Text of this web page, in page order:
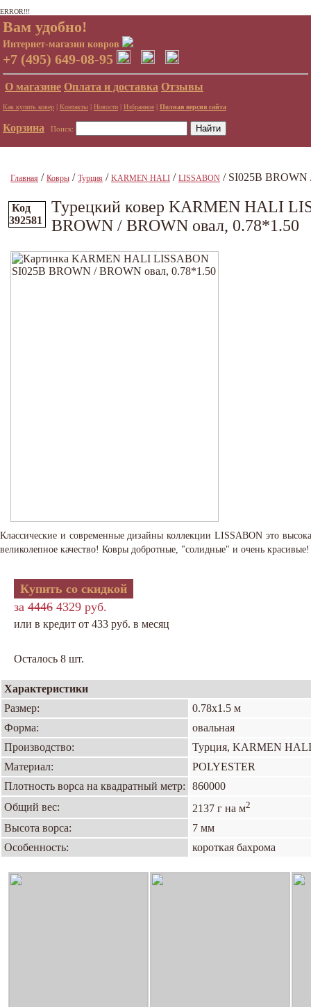
ERROR!!!
Вам удобно!
Интернет-магазин ковров
+7 (495) 649-08-95
О магазине Оплата и доставка Отзывы
Как купить ковер | Контакты | Новости | Избранное | Полная версия сайта
Корзина Поиск:
Главная / Ковры / Турция / KARMEN HALI / LISSABON / SI025B BROWN
Код
392581
Турецкий ковер KARMEN HALI
BROWN / BROWN овал, 0.78*1.50
Классические и современные дизайны коллекции LISSABON это
великолепное качество! Ковры добротные, "солидные" и очень красивые!
Купить со скидкой
за 4446 4329 руб.
или в кредит от 433 руб. в месяц
Осталось 8 шт.
Характеристики
Размер:
0.78х1.5 м
Форма:
овальная
Производство:
Турция, KARMEN HALI
Материал:
POLYESTER
Плотность ворса на квадратный метр:
860000
Общий вес:
2137 г на м2
Высота ворса:
7 мм
Особенность:
короткая бахрома